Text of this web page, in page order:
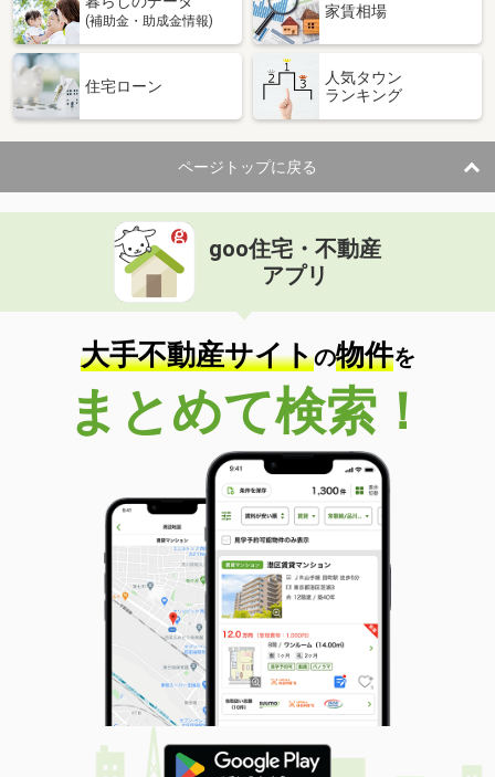
(補助金・助成金情報)
家賃相場
住宅ローン
人気タウン
ランキング
ページトップに戻る
goo住宅・不動産
アプリ
大手不動産サイトの物件を
まとめて検索！